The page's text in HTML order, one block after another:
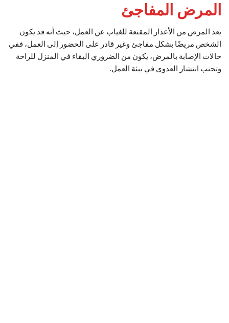
المرض المفاجئ
يعد المرض من الأعذار المقنعة للغياب عن العمل، حيث أنه قد يكون
الشخص مريضًا بشكل مفاجئ وغير قادر على الحضور إلى العمل، ففي
حالات الإصابة بالمرض، يكون من الضروري البقاء في المنزل للراحة
وتجنب انتشار العدوى في بيئة العمل.